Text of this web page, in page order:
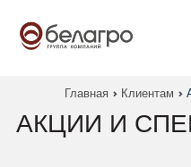
Главная Клиентам
АКЦИИ И